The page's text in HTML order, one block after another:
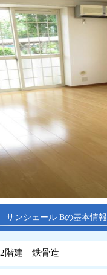
サンシェール Bの基本情報
2階建 鉄骨造